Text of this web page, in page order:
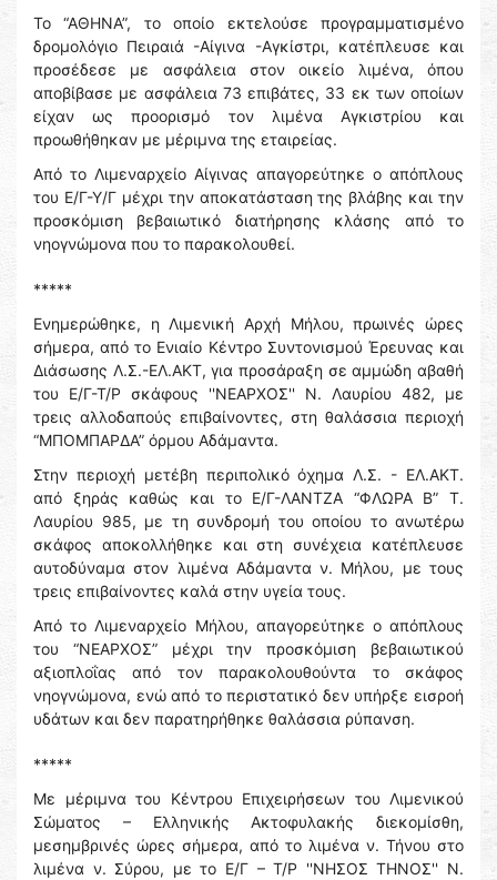
Το “ΑΘΗΝΑ”, το οποίο εκτελούσε προγραμματισμένο
δρομολόγιο Πειραιά -Αίγινα -Αγκίστρι, κατέπλευσε και
προσέδεσε με ασφάλεια στον οικείο λιμένα, όπου
αποβίβασε με ασφάλεια 73 επιβάτες, 33 εκ των οποίων
είχαν ως προορισμό τον λιμένα Αγκιστρίου και
προωθήθηκαν με μέριμνα της εταιρείας.
Από το Λιμεναρχείο Αίγινας απαγορεύτηκε ο απόπλους
του Ε/Γ-Υ/Γ μέχρι την αποκατάσταση της βλάβης και την
προσκόμιση βεβαιωτικό διατήρησης κλάσης από το
νηογνώμονα που το παρακολουθεί.
*****
Ενημερώθηκε, η Λιμενική Αρχή Μήλου, πρωινές ώρες
σήμερα, από το Ενιαίο Κέντρο Συντονισμού Έρευνας και
Διάσωσης Λ.Σ.-ΕΛ.ΑΚΤ, για προσάραξη σε αμμώδη αβαθή
του Ε/Γ-Τ/Ρ σκάφους ''ΝΕΑΡΧΟΣ'' Ν. Λαυρίου 482, με
τρεις αλλοδαπούς επιβαίνοντες, στη θαλάσσια περιοχή
“ΜΠΟΜΠΑΡΔΑ” όρμου Αδάμαντα.
Στην περιοχή μετέβη περιπολικό όχημα Λ.Σ. - ΕΛ.ΑΚΤ.
από ξηράς καθώς και το Ε/Γ-ΛΑΝΤΖΑ “ΦΛΩΡΑ Β” Τ.
Λαυρίου 985, με τη συνδρομή του οποίου το ανωτέρω
σκάφος αποκολλήθηκε και στη συνέχεια κατέπλευσε
αυτοδύναμα στον λιμένα Αδάμαντα ν. Μήλου, με τους
τρεις επιβαίνοντες καλά στην υγεία τους.
Από το Λιμεναρχείο Μήλου, απαγορεύτηκε ο απόπλους
του “ΝΕΑΡΧΟΣ” μέχρι την προσκόμιση βεβαιωτικού
αξιοπλοΐας από τον παρακολουθούντα το σκάφος
νηογνώμονα, ενώ από το περιστατικό δεν υπήρξε εισροή
υδάτων και δεν παρατηρήθηκε θαλάσσια ρύπανση.
*****
Με μέριμνα του Κέντρου Επιχειρήσεων του Λιμενικού
Σώματος – Ελληνικής Ακτοφυλακής διεκομίσθη,
μεσημβρινές ώρες σήμερα, από το λιμένα ν. Τήνου στο
λιμένα ν. Σύρου, με το Ε/Γ – Τ/Ρ ''ΝΗΣΟΣ ΤΗΝΟΣ'' Ν.